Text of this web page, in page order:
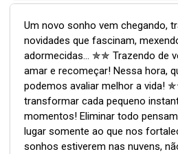
Um novo sonho vem chegando,
novidades que fascinam,
adormecidas... ✯✯ Trazendo de
amar e recomeçar! Nessa hora,
podemos avaliar melhor a vida!
transformar cada pequeno
momentos! Eliminar todo
lugar somente ao que nos
sonhos estiverem nas nuvens,